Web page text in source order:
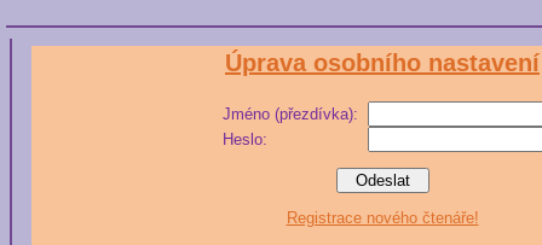
Úprava osobního nastavení
Jméno (přezdívka):
Heslo:
Registrace nového čtenáře!